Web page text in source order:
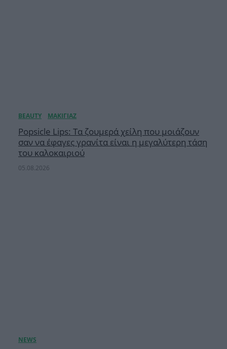
Popsicle Lips: Τα ζουμερά χείλη που μοιάζουν
σαν να έφαγες γρανίτα είναι η μεγαλύτερη τάση
του καλοκαιριού
05.08.2026